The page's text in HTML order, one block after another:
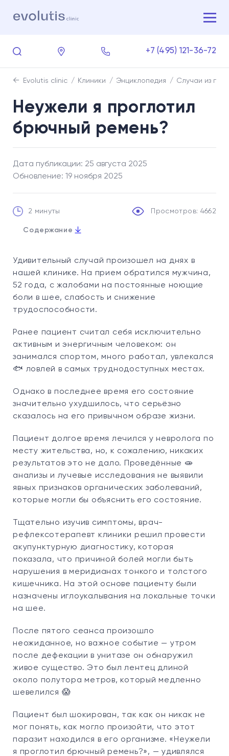
+7 (495) 121-36-72
Evolutis clinic Клиники Энциклопедия Случаи из
Неужели я проглотил
брючный ремень?
Дата публикации: 25 августа 2025
Обновление: 19 ноября 2025
2 минуты Просмотров: 4662
Содержание ↓
Удивительный случай произошел на днях в
нашей клинике. На прием обратился мужчина,
52 года, с жалобами на постоянные ноющие
боли в шее, слабость и снижение
трудоспособности.
Ранее пациент считал себя исключительно
активным и энергичным человеком: он
занимался спортом, много работал, увлекался
🐟 ловлей в самых труднодоступных местах.
Однако в последнее время его состояние
значительно ухудшилось, что серьёзно
сказалось на его привычном образе жизни.
Пациент долгое время лечился у невролога по
месту жительства, но, к сожалению, никаких
результатов это не дало. Проведённые 🧫
анализы и лучевые исследования не выявили
явных признаков органических заболеваний,
которые могли бы объяснить его состояние.
Тщательно изучив симптомы, врач-
рефлексотерапевт клиники решил провести
акупунктурную диагностику, которая
показала, что причиной болей могли быть
нарушения в меридианах тонкого и толстого
кишечника. На этой основе пациенту были
назначены иглоукалывания на локальные точки
на шее.
После пятого сеанса произошло
неожиданное, но важное событие — утром
после дефекации в унитазе он обнаружил
живое существо. Это был лентец длиной
около полутора метров, который медленно
шевелился 😱
Пациент был шокирован, так как он никак не
мог понять, как могло произойти, что этот
паразит находился в его организме. «Неужели
я проглотил брючный ремень?», — удивлялся